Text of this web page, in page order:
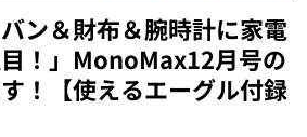
バン＆財布＆腕時計に家電
！」MonoMax12月号の
！【使えるエーグル付録